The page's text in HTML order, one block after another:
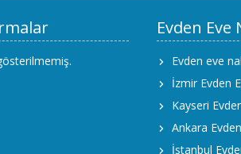
Evden Eve
Evden eve
İzmir Evden
Kayseri
Ankara
İstanbul